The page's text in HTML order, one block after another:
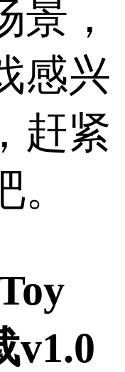
景，
感兴
赶紧
v1.0